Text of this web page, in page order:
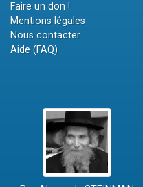
Faire un don !
Mentions légales
Nous contacter
Aide (FAQ)